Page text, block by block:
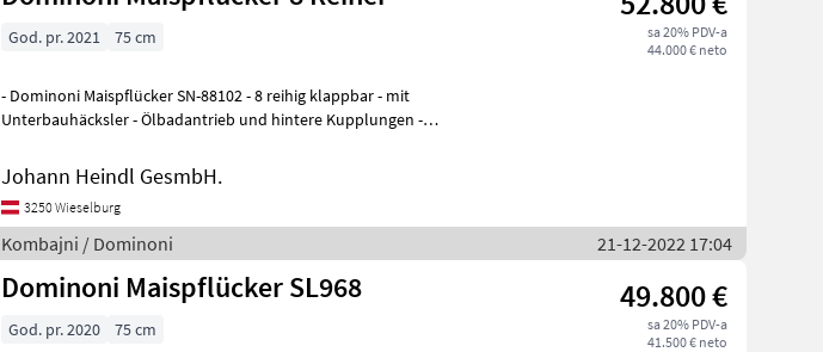
sa 20% PDV-a
44.000 € neto
God. pr. 2021 75 cm
- Dominoni Maispflücker SN-88102 - 8 reihig klappbar - mit
Unterbauhäcksler - Ölbadantrieb und hintere Kupplungen -
Johann Heindl GesmbH.
3250 Wieselburg
Kombajni / Dominoni 21-12-2022 17:04
Dominoni Maispflücker SL968 49.800 €
sa 20% PDV-a
41.500 € neto
God. pr. 2020 75 cm